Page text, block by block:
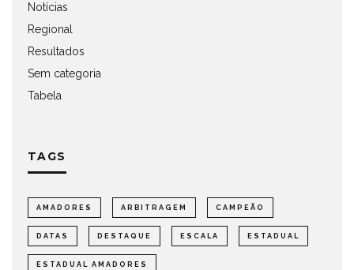
Notícias
Regional
Resultados
Sem categoria
Tabela
TAGS
AMADORES ARBITRAGEM CAMPEÃO
DATAS DESTAQUE ESCALA ESTADUAL
ESTADUAL AMADORES